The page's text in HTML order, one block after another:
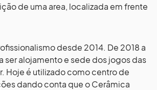
de uma area, localizada em frente
desde 2014. De 2018 a
alojamento e sede dos jogos das
Hoje é utilizado como centro de
dando conta que o Cerâmica